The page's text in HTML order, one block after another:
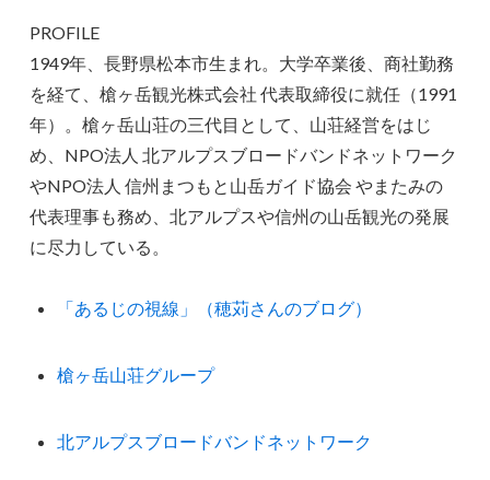
PROFILE
1949年、長野県松本市生まれ。大学卒業後、商社勤務
を経て、槍ヶ岳観光株式会社 代表取締役に就任（1991
年）。槍ヶ岳山荘の三代目として、山荘経営をはじ
め、NPO法人 北アルプスブロードバンドネットワーク
やNPO法人 信州まつもと山岳ガイド協会 やまたみの
代表理事も務め、北アルプスや信州の山岳観光の発展
に尽力している。
「あるじの視線」（穂苅さんのブログ）
槍ヶ岳山荘グループ
北アルプスブロードバンドネットワーク